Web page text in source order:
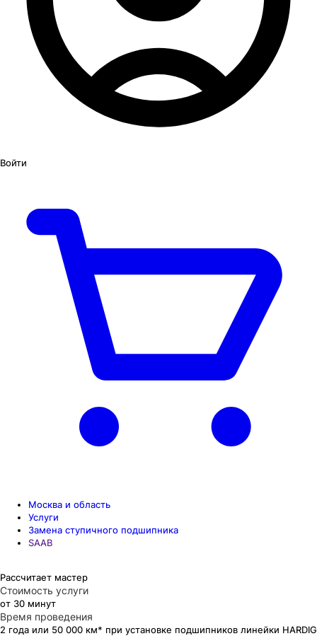
Войти
Москва и область
Услуги
Замена ступичного подшипника
SAAB
Рассчитает мастер
Стоимость услуги
от 30 минут
Время проведения
2 года или 50 000 км* при установке подшипников линейки HARDIG